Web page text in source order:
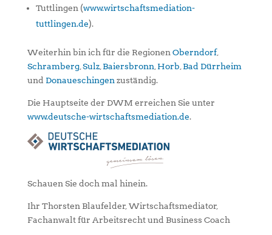
Tuttlingen (www.wirtschaftsmediation-
tuttlingen.de).
Weiterhin bin ich für die Regionen Oberndorf,
Schramberg, Sulz, Baiersbronn Horb Bad Dürrheim
und Donaueschingen zuständig.
Die Hauptseite der DWM erreichen Sie unter
www.deutsche-wirtschaftsmediation.de.
Schauen Sie doch mal hinein.
Ihr Thorsten Blaufelder, Wirtschaftsmediator,
Fachanwalt für Arbeitsrecht und Business Coach